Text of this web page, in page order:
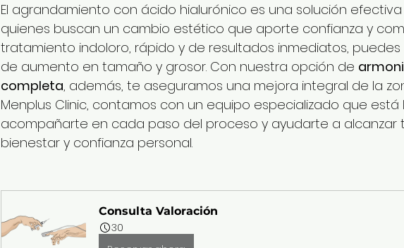
El agrandamiento con ácido hialurónico es una solución
quienes buscan un cambio estético que aporte confianza y
tratamiento indoloro, rápido y de resultados inmediatos,
de aumento en tamaño y grosor. Con nuestra opción de
completa, además, te aseguramos una mejora integral de la
Menplus Clinic, contamos con un equipo especializado que está
acompañarte en cada paso del proceso y ayudarte a alcanzar
bienestar y confianza personal.
Consulta Valoración
30